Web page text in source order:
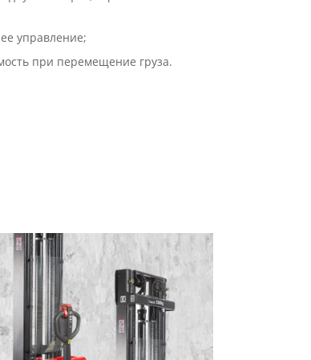
управление;
при перемещение груза.